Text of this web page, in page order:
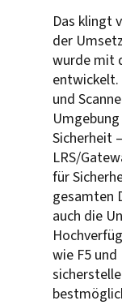
Das klingt
der
wurde mit
entwickelt.
und
Sicherheit
LRS/
für
gesamten
auch die
wie F5